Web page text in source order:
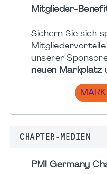
Mitglieder-
Sichern Sie sich
Mitgliedervorteile
unserer
neuen Markplatz
CHAPTER-MEDIEN
PMI Germany